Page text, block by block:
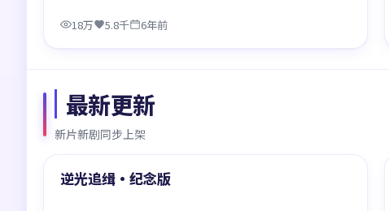
18万 5.8千 6年前
最新更新
新片新剧同步上架
最新
逆光追缉·纪念版